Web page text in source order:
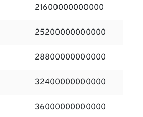
21600000000000
25200000000000
28800000000000
32400000000000
36000000000000